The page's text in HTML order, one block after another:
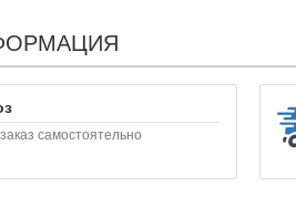
самостоятельно